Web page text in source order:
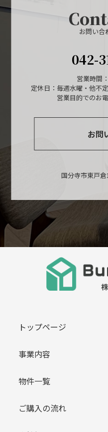
お問い合
042-
営業時間
定休日：毎週水曜・他不
営業目的でのお
お問
国分寺市東戸
トップページ
事業内容
物件一覧
ご購入の流れ